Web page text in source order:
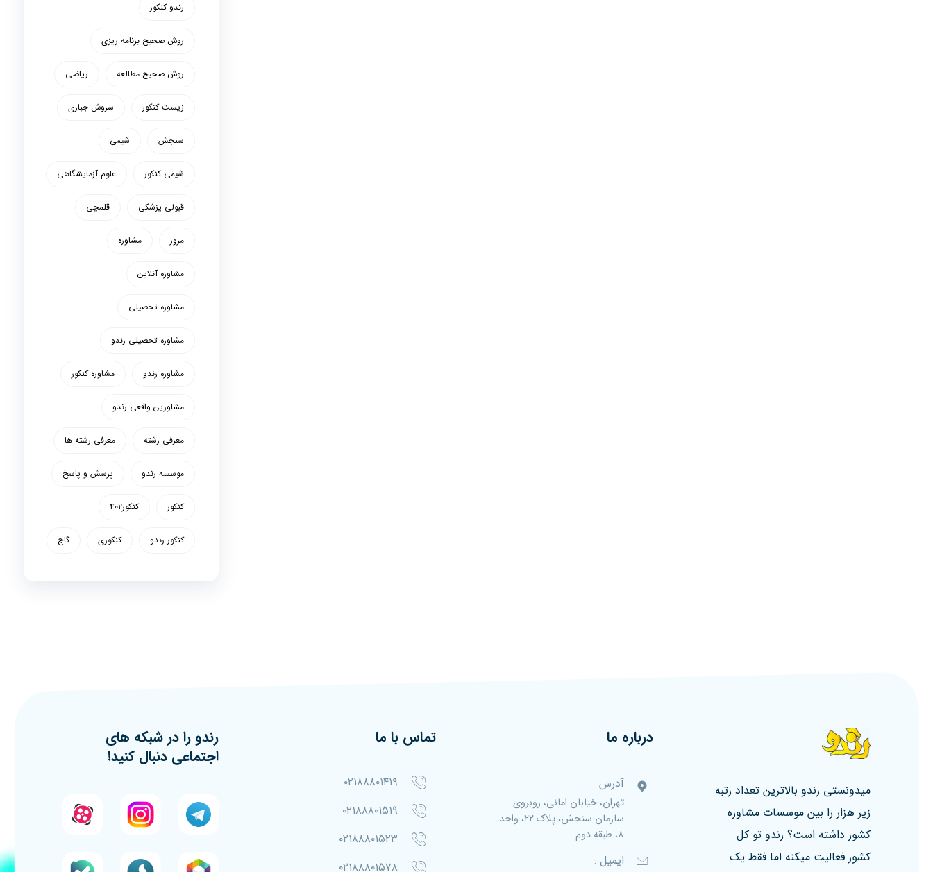
رندو کنکور
روش صحیح برنامه ریزی
روش صحیح مطالعه ریاضی
زیست کنکور سروش جباری
سنجش شیمی
شیمی کنکور علوم آزمایشگاهی
قبولی پزشکی قلمچی
مرور مشاوره
مشاوره آنلاین
مشاوره تحصیلی
مشاوره تحصیلی رندو
مشاوره رندو مشاوره کنکور
مشاورین واقعی رندو
معرفی رشته معرفی رشته ها
موسسه رندو پرسش و پاسخ
کنکور کنکور۴۰۲
کنکور رندو کنکوری گاج
میدونستی رندو بالاترین تعداد رتبه
زیر هزار را بین موسسات مشاوره
کشور داشته است؟ رندو تو کل
کشور فعالیت میکنه اما فقط یک
درباره ما
آدرس
تهران، خیابان امانی، روبروی
سازمان سنجش، پلاک ۲۲، واحد
۸، طبقه دوم
ایمیل :
تماس با ما
۰۲۱۸۸۸۰۱۴۱۹
۰۲۱۸۸۸۰۱۵۱۹
۰۲۱۸۸۸۰۱۵۲۳
۰۲۱۸۸۸۰۱۵۷۸
رندو را در شبکه های
اجتماعی دنبال کنید!